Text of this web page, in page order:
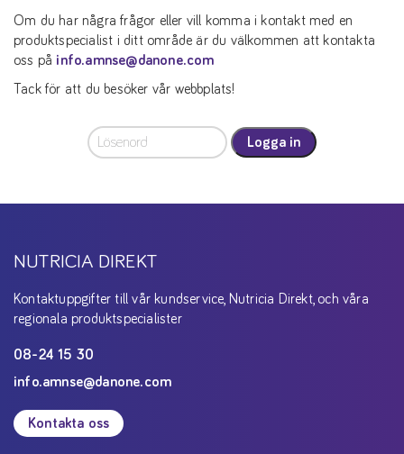
Om du har några frågor eller vill komma i kontakt med en
produktspecialist i ditt område är du välkommen att kontakta
oss på info.amnse@danone.com
Tack för att du besöker vår webbplats!
Logga in
NUTRICIA DIREKT
Kontaktuppgifter till vår kundservice, Nutricia Direkt, och våra
regionala produktspecialister
08-24 15 30
info.amnse@danone.com
Kontakta oss